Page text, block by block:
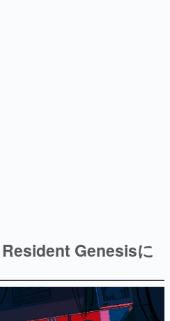
開発者へのインタビューや識者による
の歴史が一望できる決定版！
ゲームクリエイターの青春〜
と箸』等で知られるマンガ家・田中圭
業界レポートマンガです。